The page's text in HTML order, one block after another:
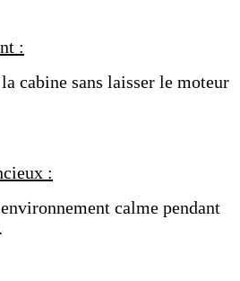
:
cabine sans laisser le moteur
:
calme pendant